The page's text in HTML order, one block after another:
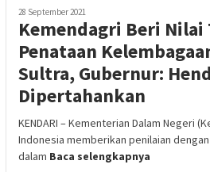
28 September 2021
Kemendagri Beri
Penataan
Sultra, Gubernur:
Dipertahankan
KENDARI – Kementerian Dalam Negeri
Indonesia memberikan penilaian
dalam Baca selengkapnya